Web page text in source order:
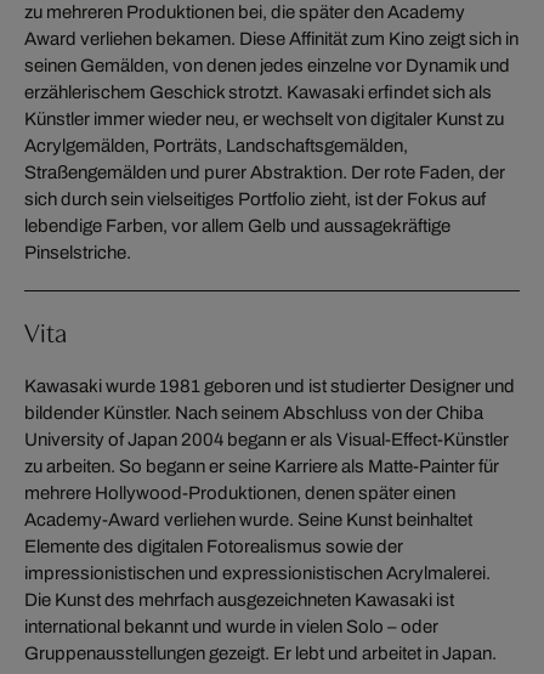
zu mehreren Produktionen bei, die später den Academy
Award verliehen bekamen. Diese Affinität zum Kino zeigt sich in
seinen Gemälden, von denen jedes einzelne vor Dynamik und
erzählerischem Geschick strotzt. Kawasaki erfindet sich als
Künstler immer wieder neu, er wechselt von digitaler Kunst zu
Acrylgemälden, Porträts, Landschaftsgemälden,
Straßengemälden und purer Abstraktion. Der rote Faden, der
sich durch sein vielseitiges Portfolio zieht, ist der Fokus auf
lebendige Farben, vor allem Gelb und aussagekräftige
Pinselstriche.
Vita
Kawasaki wurde 1981 geboren und ist studierter Designer und
bildender Künstler. Nach seinem Abschluss von der Chiba
University of Japan 2004 begann er als Visual-Effect-Künstler
zu arbeiten. So begann er seine Karriere als Matte-Painter für
mehrere Hollywood-Produktionen, denen später einen
Academy-Award verliehen wurde. Seine Kunst beinhaltet
Elemente des digitalen Fotorealismus sowie der
impressionistischen und expressionistischen Acrylmalerei.
Die Kunst des mehrfach ausgezeichneten Kawasaki ist
international bekannt und wurde in vielen Solo – oder
Gruppenausstellungen gezeigt. Er lebt und arbeitet in Japan.